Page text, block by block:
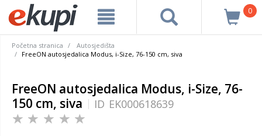
0
Početna stranica
Autosjedišta
FreeON autosjedalica Modus, i-Size, 76-150 cm, siva
FreeON autosjedalica Modus, i-Size, 76-
150 cm, siva
ID EK000618639